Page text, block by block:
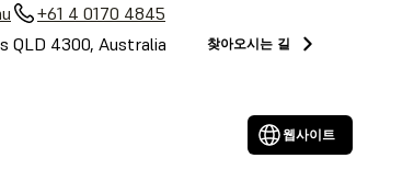
+61 4 0170 4845
QLD 4300, Australia
찾아오시는 길
웹사이트